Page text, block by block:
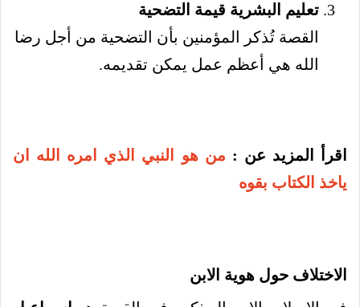
تعليم البشرية قيمة التضحية
القصة تُذكر المؤمنين بأن التضحية من أجل رضا
الله هي أعظم عمل يمكن تقديمه.
اقرأ المزيد عن : من هو النبي الذي امره الله ان
ياخذ الكتاب بقوه
الاختلاف حول هوية الابن